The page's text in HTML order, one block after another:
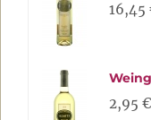
16,45
2,95 €